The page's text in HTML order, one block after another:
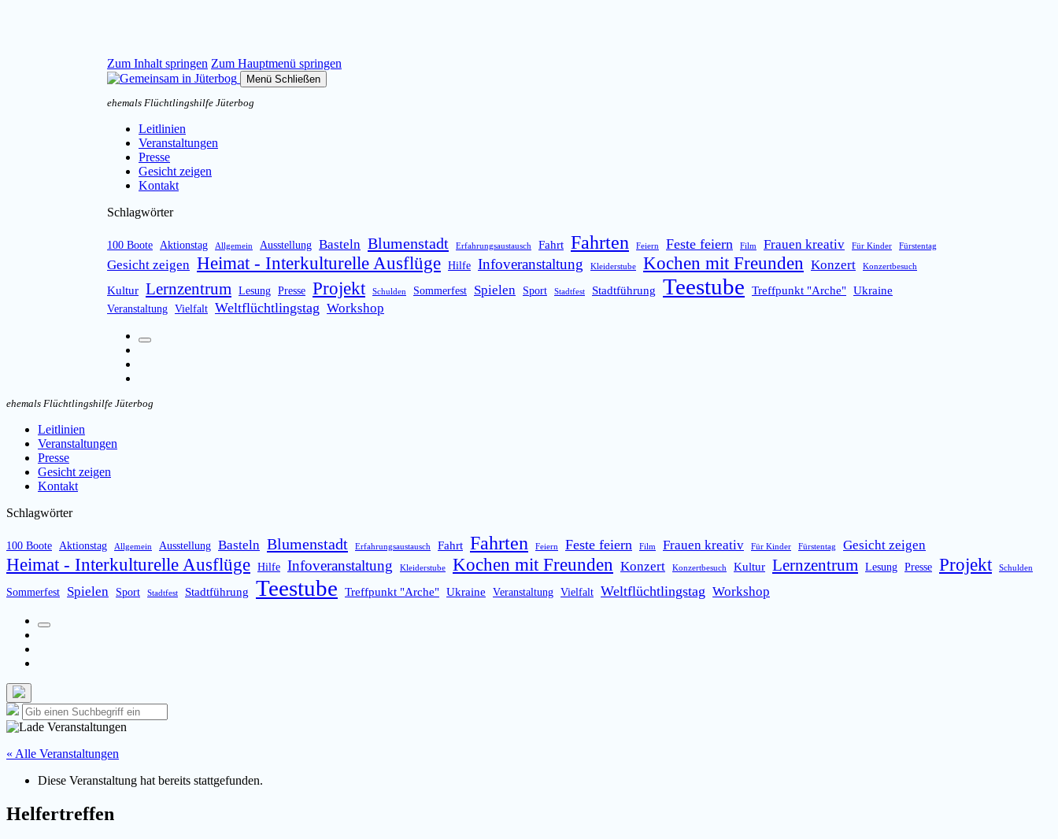
Zum Inhalt springen Zum Hauptmenü springen
Menü Schließen
ehemals Flüchtlingshilfe Jüterbog
Leitlinien
Veranstaltungen
Presse
Gesicht zeigen
Kontakt
Schlagwörter
100 Boote Aktionstag Allgemein Ausstellung Basteln Blumenstadt Erfahrungsaustausch Fahrt Fahrten Feiern Feste feiern Film Frauen kreativ Für Kinder Fürstentag
Gesicht zeigen Heimat - Interkulturelle Ausflüge Hilfe Infoveranstaltung Kleiderstube Kochen mit Freunden Konzert Konzertbesuch
Kultur Lernzentrum Lesung Presse Projekt Schulden Sommerfest Spielen Sport Stadtfest Stadtführung Teestube Treffpunkt "Arche" Ukraine
Veranstaltung Vielfalt Weltflüchtlingstag Workshop
Suchfeld
ehemals Flüchtlingshilfe Jüterbog
Leitlinien
Veranstaltungen
Presse
Gesicht zeigen
Kontakt
Schlagwörter
100 Boote Aktionstag Allgemein Ausstellung Basteln Blumenstadt Erfahrungsaustausch Fahrt Fahrten Feiern Feste feiern Film Frauen kreativ Für Kinder Fürstentag Gesicht zeigen
Heimat - Interkulturelle Ausflüge Hilfe Infoveranstaltung Kleiderstube Kochen mit Freunden Konzert Konzertbesuch Kultur Lernzentrum Lesung Presse Projekt Schulden
Sommerfest Spielen Sport Stadtfest Stadtführung Teestube Treffpunkt "Arche" Ukraine Veranstaltung Vielfalt Weltflüchtlingstag Workshop
Suchfeld
Such-
Overlay
verbergen
Suche
nach:
Suchen
« Alle Veranstaltungen
Diese Veranstaltung hat bereits stattgefunden.
Helfertreffen